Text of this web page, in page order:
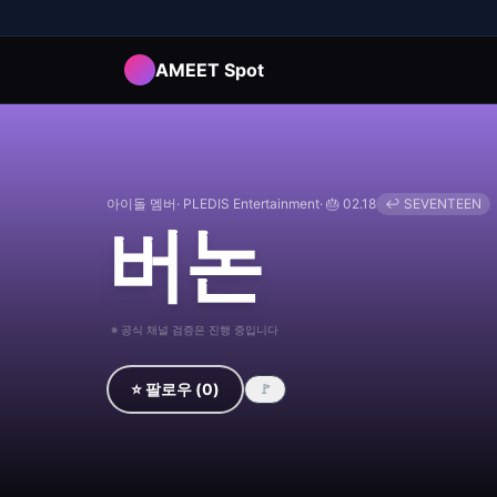
AMEET Spot
아이돌 멤버 · PLEDIS Entertainment· 🎂 02.18 ↩ SEVENTEEN
버논
※ 공식 채널 검증은 진행 중입니다
⭐ 팔로우 (0) 🚩